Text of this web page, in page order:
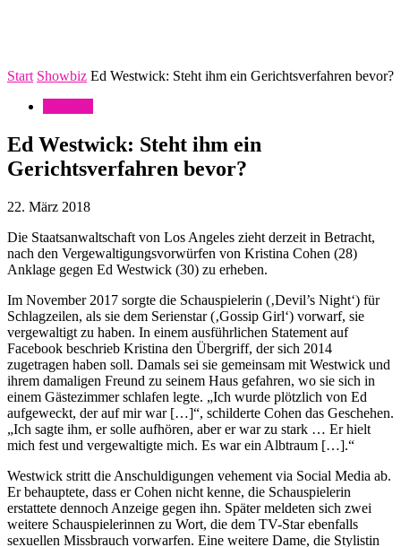
Start Showbiz Ed Westwick: Steht ihm ein Gerichtsverfahren bevor?
Ed Westwick: Steht ihm ein
Gerichtsverfahren bevor?
22. März 2018
Die Staatsanwaltschaft von Los Angeles zieht derzeit in Betracht,
nach den Vergewaltigungsvorwürfen von Kristina Cohen (28)
Anklage gegen Ed Westwick (30) zu erheben.
Im November 2017 sorgte die Schauspielerin (‚Devil’s Night‘) für
Schlagzeilen, als sie dem Serienstar (‚Gossip Girl‘) vorwarf, sie
vergewaltigt zu haben. In einem ausführlichen Statement auf
Facebook beschrieb Kristina den Übergriff, der sich 2014
zugetragen haben soll. Damals sei sie gemeinsam mit Westwick und
ihrem damaligen Freund zu seinem Haus gefahren, wo sie sich in
einem Gästezimmer schlafen legte. „Ich wurde plötzlich von Ed
aufgeweckt, der auf mir war […]“, schilderte Cohen das Geschehen.
„Ich sagte ihm, er solle aufhören, aber er war zu stark … Er hielt
mich fest und vergewaltigte mich. Es war ein Albtraum […].“
Westwick stritt die Anschuldigungen vehement via Social Media ab.
Er behauptete, dass er Cohen nicht kenne, die Schauspielerin
erstattete dennoch Anzeige gegen ihn. Später meldeten sich zwei
weitere Schauspielerinnen zu Wort, die dem TV-Star ebenfalls
sexuellen Missbrauch vorwarfen. Eine weitere Dame, die Stylistin